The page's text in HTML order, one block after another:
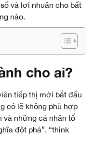
và lợi nhuận cho bất
nào.
cho ai?
tiếp thị mới bắt đầu
có lẽ không phù hợp
những cá nhân tổ
đột phá”, “think